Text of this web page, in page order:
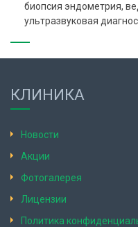
биопсия эндометрия,
ультразвуковая
КЛИНИКА
Новости
Акции
Фотогалерея
Лицензии
Политика